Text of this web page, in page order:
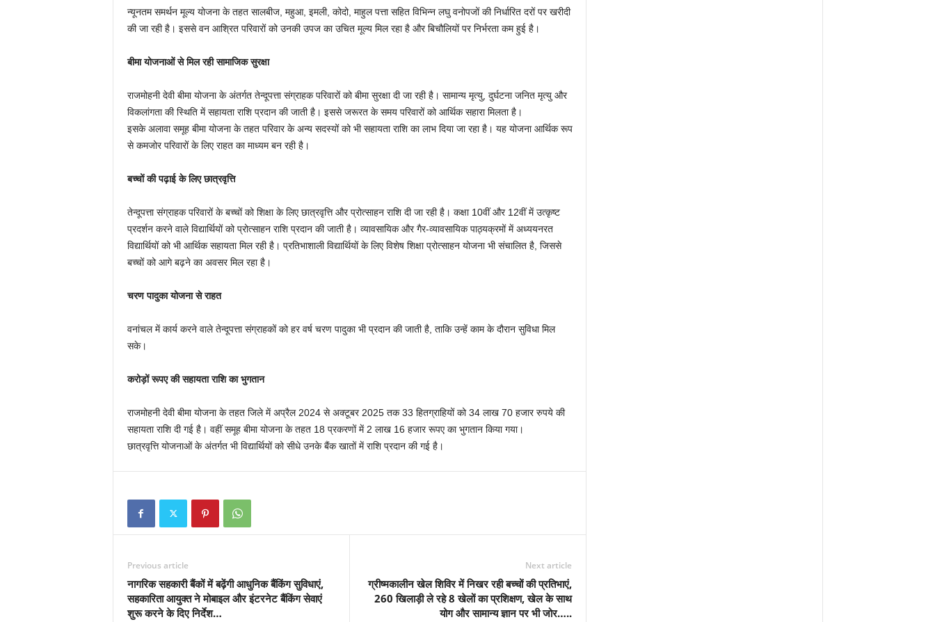
न्यूनतम समर्थन मूल्य योजना के तहत सालबीज, महुआ, इमली, कोदो, माहुल पत्ता सहित विभिन्न लघु वनोपजों की निर्धारित दरों पर खरीदी
की जा रही है। इससे वन आश्रित परिवारों को उनकी उपज का उचित मूल्य मिल रहा है और बिचौलियों पर निर्भरता कम हुई है।
बीमा योजनाओं से मिल रही सामाजिक सुरक्षा
राजमोहनी देवी बीमा योजना के अंतर्गत तेन्दूपत्ता संग्राहक परिवारों को बीमा सुरक्षा दी जा रही है। सामान्य मृत्यु, दुर्घटना जनित मृत्यु और
विकलांगता की स्थिति में सहायता राशि प्रदान की जाती है। इससे जरूरत के समय परिवारों को आर्थिक सहारा मिलता है।
इसके अलावा समूह बीमा योजना के तहत परिवार के अन्य सदस्यों को भी सहायता राशि का लाभ दिया जा रहा है। यह योजना आर्थिक रूप
से कमजोर परिवारों के लिए राहत का माध्यम बन रही है।
बच्चों की पढ़ाई के लिए छात्रवृत्ति
तेन्दूपत्ता संग्राहक परिवारों के बच्चों को शिक्षा के लिए छात्रवृत्ति और प्रोत्साहन राशि दी जा रही है। कक्षा 10वीं और 12वीं में उत्कृष्ट
प्रदर्शन करने वाले विद्यार्थियों को प्रोत्साहन राशि प्रदान की जाती है। व्यावसायिक और गैर-व्यावसायिक पाठ्यक्रमों में अध्ययनरत
विद्यार्थियों को भी आर्थिक सहायता मिल रही है। प्रतिभाशाली विद्यार्थियों के लिए विशेष शिक्षा प्रोत्साहन योजना भी संचालित है, जिससे
बच्चों को आगे बढ़ने का अवसर मिल रहा है।
चरण पादुका योजना से राहत
वनांचल में कार्य करने वाले तेन्दूपत्ता संग्राहकों को हर वर्ष चरण पादुका भी प्रदान की जाती है, ताकि उन्हें काम के दौरान सुविधा मिल
सके।
करोड़ों रूपए की सहायता राशि का भुगतान
राजमोहनी देवी बीमा योजना के तहत जिले में अप्रैल 2024 से अक्टूबर 2025 तक 33 हितग्राहियों को 34 लाख 70 हजार रुपये की
सहायता राशि दी गई है। वहीं समूह बीमा योजना के तहत 18 प्रकरणों में 2 लाख 16 हजार रूपए का भुगतान किया गया।
छात्रवृत्ति योजनाओं के अंतर्गत भी विद्यार्थियों को सीधे उनके बैंक खातों में राशि प्रदान की गई है।
Previous article
नागरिक सहकारी बैंकों में बढ़ेंगी आधुनिक बैंकिंग सुविधाएं,
सहकारिता आयुक्त ने मोबाइल और इंटरनेट बैंकिंग सेवाएं
शुरू करने के दिए निर्देश…
Next article
ग्रीष्मकालीन खेल शिविर में निखर रही बच्चों की प्रतिभाएं,
260 खिलाड़ी ले रहे 8 खेलों का प्रशिक्षण, खेल के साथ
योग और सामान्य ज्ञान पर भी जोर…..